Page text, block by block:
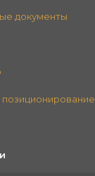
документы